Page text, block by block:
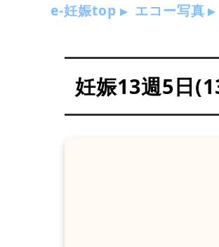
e-妊娠top エコー写真
妊娠13週5日